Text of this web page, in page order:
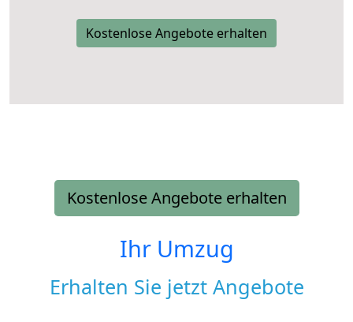
Kostenlose Angebote erhalten
Kostenlose Angebote erhalten
Ihr Umzug
Erhalten Sie jetzt Angebote